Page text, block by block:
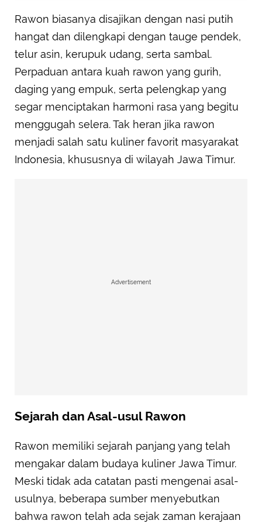
Rawon biasanya disajikan dengan nasi putih
hangat dan dilengkapi dengan tauge pendek,
telur asin, kerupuk udang, serta sambal.
Perpaduan antara kuah rawon yang gurih,
daging yang empuk, serta pelengkap yang
segar menciptakan harmoni rasa yang begitu
menggugah selera. Tak heran jika rawon
menjadi salah satu kuliner favorit masyarakat
Indonesia, khususnya di wilayah Jawa Timur.
Advertisement
Sejarah dan Asal-usul Rawon
Rawon memiliki sejarah panjang yang telah
mengakar dalam budaya kuliner Jawa Timur.
Meski tidak ada catatan pasti mengenai asal-
usulnya, beberapa sumber menyebutkan
bahwa rawon telah ada sejak zaman kerajaan